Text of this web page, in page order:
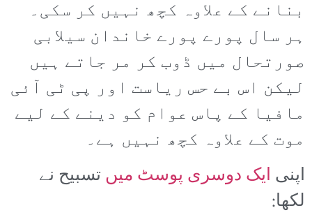
بنانے کے علاوہ کچھ نہیں کر سکی۔
ہر سال پورے پورے خاندان سیلابی
صورتحال میں ڈوب کر مر جاتے ہیں
لیکن اس بے حس ریاست اور پی ٹی آئی
مافیا کے پاس عوام کو دینے کے لیے
موت کے علاوہ کچھ نہیں ہے۔
اپنی ایک دوسری پوسٹ میںتسبیح نے
لکھا: